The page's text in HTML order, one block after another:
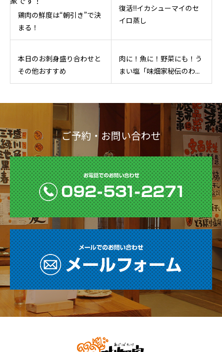
鶏肉の鮮度は“朝引き”で決
まる！
復活!!イカシューマイのセ
イロ蒸し
本日のお刺身盛り合わせと
その他おすすめ
肉に！魚に！野菜にも！う
まい塩「味畑家秘伝のわ...
ご予約・お問い合わせ